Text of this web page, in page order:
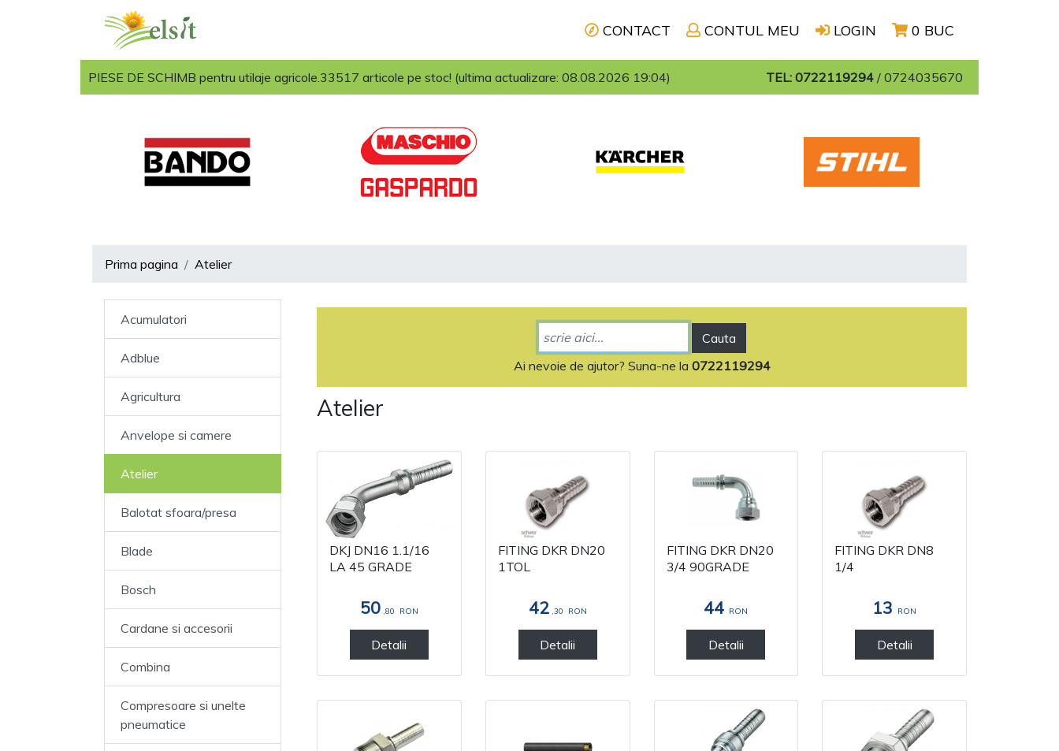
CONTACT CONTUL MEU LOGIN 0 BUC
PIESE DE SCHIMB pentru utilaje agricole.33517 articole pe stoc! (ultima actualizare: 08.08.2026 19:04) TEL: 0722119294 / 0724035670
Prima pagina Atelier
Acumulatori
Adblue
Agricultura
Anvelope si camere
Atelier
Balotat sfoara/presa
Blade
Bosch
Cardane si accesorii
Combina
Compresoare si unelte
pneumatice
Cauta
Ai nevoie de ajutor? Suna-ne la 0722119294
Atelier
DKJ DN16 1.1/16
LA 45 GRADE
50,80 RON
Detalii
FITING DKR DN20
1TOL
42,30 RON
Detalii
FITING DKR DN20
3/4 90GRADE
44 RON
Detalii
FITING DKR DN8
1/4
13 RON
Detalii